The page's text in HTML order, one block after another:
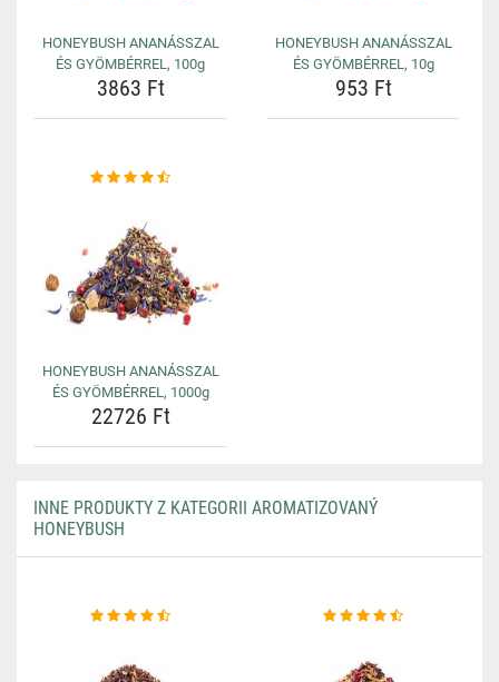
HONEYBUSH ANANÁSSZAL
ÉS GYÖMBÉRREL, 100g
3863 Ft
HONEYBUSH ANANÁSSZAL
ÉS GYÖMBÉRREL, 10g
953 Ft
HONEYBUSH ANANÁSSZAL
ÉS GYÖMBÉRREL, 1000g
22726 Ft
INNE PRODUKTY Z KATEGORII AROMATIZOVANÝ
HONEYBUSH